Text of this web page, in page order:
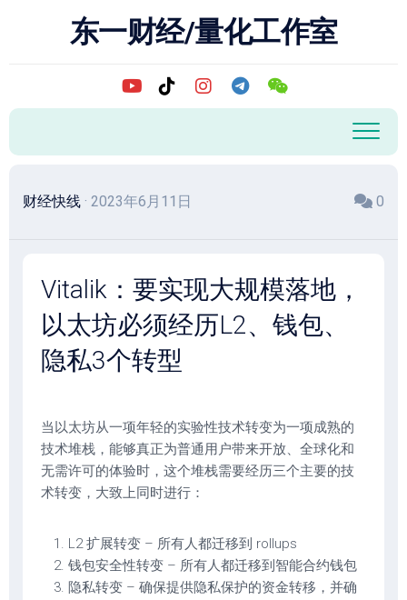
东一财经/量化工作室
财经快线 · 2023年6月11日 0
Vitalik：要实现大规模落地，
以太坊必须经历L2、钱包、
隐私3个转型
当以太坊从一项年轻的实验性技术转变为一项成熟的
技术堆栈，能够真正为普通用户带来开放、全球化和
无需许可的体验时，这个堆栈需要经历三个主要的技
术转变，大致上同时进行：
L2 扩展转变 – 所有人都迁移到 rollups
钱包安全性转变 – 所有人都迁移到智能合约钱包
隐私转变 – 确保提供隐私保护的资金转移，并确